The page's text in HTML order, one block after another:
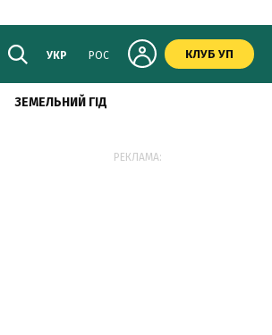
УКР РОС КЛУБ УП
ЗЕМЕЛЬНИЙ ГІД
РЕКЛАМА: